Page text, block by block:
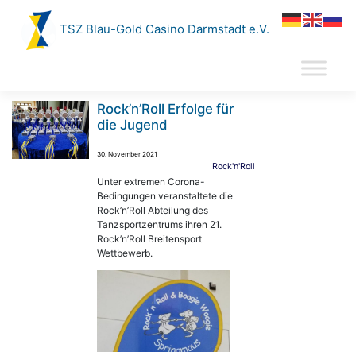
springen
TSZ Blau-Gold Casino Darmstadt e.V.
Rock’n’Roll Erfolge für
die Jugend
30. November 2021
Rock'n'Roll
Unter extremen Corona-
Bedingungen veranstaltete die
Rock’n’Roll Abteilung des
Tanzsportzentrums ihren 21.
Rock’n’Roll Breitensport
Wettbewerb.